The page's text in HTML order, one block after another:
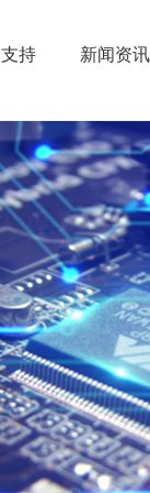
持 新闻资讯